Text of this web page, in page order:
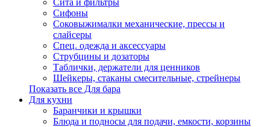
Сита и фильтры
Сифоны
Соковыжималки механические, прессы и
слайсеры
Спец. одежда и аксессуары
Струбцины и дозаторы
Таблички, держатели для ценников
Шейкеры, стаканы смесительные, стрейнеры
Показать все Для бара
Для кухни
Баранчики и крышки
Блюда и подносы для подачи, емкости, корзины